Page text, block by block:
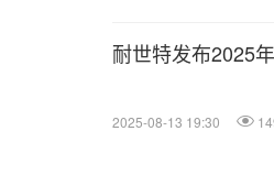
耐世特发布2025
2025-08-13 19:30